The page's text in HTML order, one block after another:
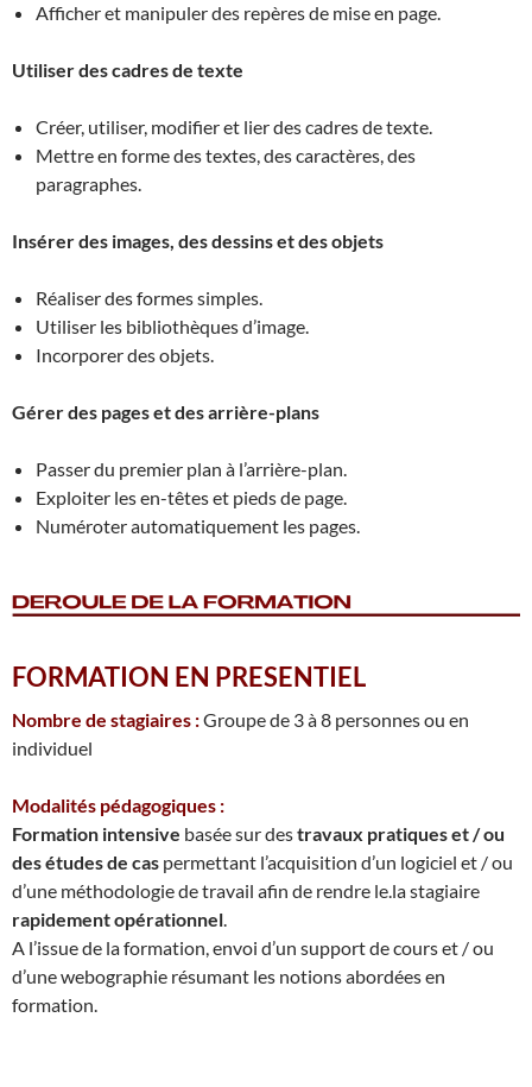
Afficher et manipuler des repères de mise en page.
Utiliser des cadres de texte
Créer, utiliser, modifier et lier des cadres de texte.
Mettre en forme des textes, des caractères, des
paragraphes.
Insérer des images, des dessins et des objets
Réaliser des formes simples.
Utiliser les bibliothèques d’image.
Incorporer des objets.
Gérer des pages et des arrière-plans
Passer du premier plan à l’arrière-plan.
Exploiter les en-têtes et pieds de page.
Numéroter automatiquement les pages.
FORMATION EN PRESENTIEL
Nombre de stagiaires :Groupe de 3 à 8 personnes ou en
individuel
Modalités pédagogiques :
Formation intensive basée sur destravaux pratiques et / ou
des études de cas permettant l’acquisition d’un logiciel et / ou
d’une méthodologie de travail afin de rendre le.la stagiaire
rapidement opérationnel.
A l’issue de la formation, envoi d’un support de cours et / ou
d’une webographie résumant les notions abordées en
formation.